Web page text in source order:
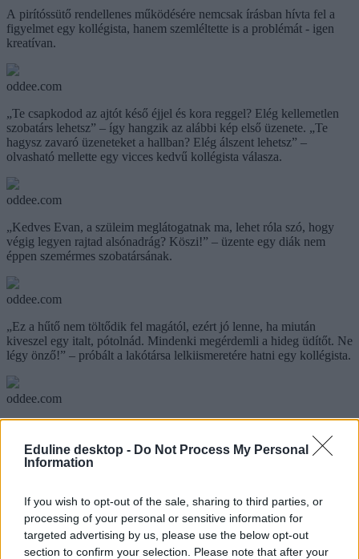
Eduline desktop - Do Not Process My Personal
Information
If you wish to opt-out of the sale, sharing to third parties, or
processing of your personal or sensitive information for
targeted advertising by us, please use the below opt-out
section to confirm your selection. Please note that after your
A pirítóssütő rendellenes működésére nemcsak írásban hívta fel a
figyelmet egy kollégista, hanem szemléltette is a problémát - igen
kreatívan.
oddee.com
„Te csapkodod az ajtót késő éjjel és kora reggel? Elég kellemetlen
szobatárs lehetsz” – így hangzik az alábbi kép első üzenete. „Te
hagysz zavaró üzeneteket a hallban? Elég álszent lehetsz” –
olvasható mellette egy vicces kedvű kollégista válasza.
oddee.com
„Kedves Evan, a szüleim meglátogatnak ma, lehet róla szó, hogy
végig legyen rajtad alsónadrág? Köszi!” – üzente egy diák nem
éppen szemérmes szobatársának.
oddee.com
„Ez a hűtő nem töltődik fel magától, ezért jó lenne, ha miután
kiveszel egy italt, pótolnád. Mindenki megérdemli a hideg üdítőt. Ne
légy önző!” – próbált a lakótársa lelkiismeretére hatni egy kollégista.
oddee.com
aki színes tojásokon üzente meg a lakótársának, hogy takarítsa ki a
hűtőt.Kíváncsi vagy a facebookozók legkínosabb üzeneteire?
Összefoglalónkat
oddee.com
kollégium
szobatárs